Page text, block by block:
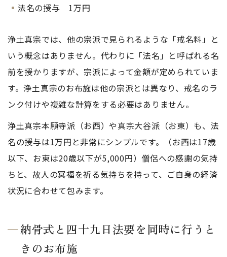
法名の授与 1万円
浄土真宗では、他の宗派で見られるような「戒名料」と
いう概念はありません。代わりに「法名」と呼ばれる名
前を授かりますが、宗派によって金額が定められていま
す。浄土真宗のお布施は他の宗派とは異なり、戒名のラ
ンク付けや複雑な計算をする必要はありません。
浄土真宗本願寺派（お西）や真宗大谷派（お東）も、法
名の授与は1万円と非常にシンプルです。（お西は17歳
以下、お東は20歳以下が5,000円）僧侶への感謝の気持
ちと、故人の冥福を祈る気持ちを持って、ご自身の経済
状況に合わせて包みます。
納骨式と四十九日法要を同時に行うと
きのお布施